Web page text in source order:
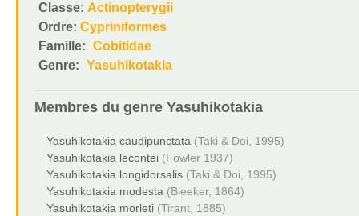
Classe: Actinopterygii
Ordre: Cypriniformes
Famille: Cobitidae
Genre: Yasuhikotakia
Membres du genre Yasuhikotakia
Yasuhikotakia caudipunctata (Taki & Doi, 1995)
Yasuhikotakia lecontei (Fowler 1937)
Yasuhikotakia longidorsalis (Taki & Doi, 1995)
Yasuhikotakia modesta (Bleeker, 1864)
Yasuhikotakia morleti (Tirant, 1885)